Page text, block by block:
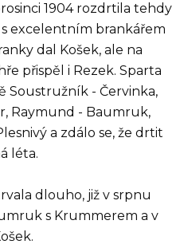
1904 rozdrtila tehdy
excelentním brankářem
dal Košek, ale na
přispěl i Rezek. Sparta
Soustružník - Červinka,
Raymund - Baumruk,
a zdálo se, že drtit
léta.
dlouho, již v srpnu
s Krummerem a v